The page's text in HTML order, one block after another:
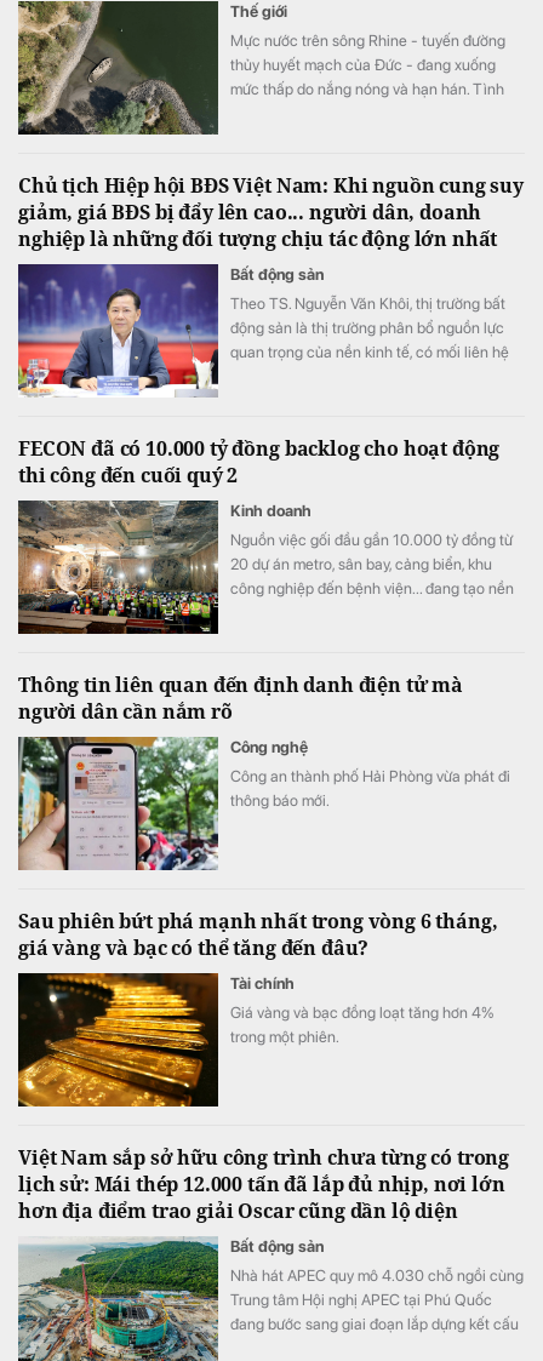
Thế giới
Mực nước trên sông Rhine - tuyến đường
thủy huyết mạch của Đức - đang xuống
mức thấp do nắng nóng và hạn hán. Tình
Chủ tịch Hiệp hội BĐS Việt Nam: Khi nguồn cung suy
giảm, giá BĐS bị đẩy lên cao... người dân, doanh
nghiệp là những đối tượng chịu tác động lớn nhất
Bất động sản
Theo TS. Nguyễn Văn Khôi, thị trường bất
động sản là thị trường phân bổ nguồn lực
quan trọng của nền kinh tế, có mối liên hệ
FECON đã có 10.000 tỷ đồng backlog cho hoạt động
thi công đến cuối quý 2
Kinh doanh
Nguồn việc gối đầu gần 10.000 tỷ đồng từ
20 dự án metro, sân bay, cảng biển, khu
công nghiệp đến bệnh viện... đang tạo nền
Thông tin liên quan đến định danh điện tử mà
người dân cần nắm rõ
Công nghệ
Công an thành phố Hải Phòng vừa phát đi
thông báo mới.
Sau phiên bứt phá mạnh nhất trong vòng 6 tháng,
giá vàng và bạc có thể tăng đến đâu?
Tài chính
Giá vàng và bạc đồng loạt tăng hơn 4%
trong một phiên.
Việt Nam sắp sở hữu công trình chưa từng có trong
lịch sử: Mái thép 12.000 tấn đã lắp đủ nhịp, nơi lớn
hơn địa điểm trao giải Oscar cũng dần lộ diện
Bất động sản
Nhà hát APEC quy mô 4.030 chỗ ngồi cùng
Trung tâm Hội nghị APEC tại Phú Quốc
đang bước sang giai đoạn lắp dựng kết cấu